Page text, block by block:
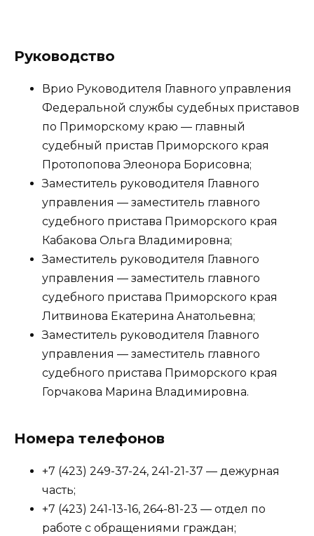
Руководство
Врио Руководителя Главного управления
Федеральной службы судебных приставов
по Приморскому краю — главный
судебный пристав Приморского края
Протопопова Элеонора Борисовна;
Заместитель руководителя Главного
управления — заместитель главного
судебного пристава Приморского края
Кабакова Ольга Владимировна;
Заместитель руководителя Главного
управления — заместитель главного
судебного пристава Приморского края
Литвинова Екатерина Анатольевна;
Заместитель руководителя Главного
управления — заместитель главного
судебного пристава Приморского края
Горчакова Марина Владимировна.
Номера телефонов
+7 (423) 249-37-24, 241-21-37 — дежурная
часть;
+7 (423) 241-13-16, 264-81-23 — отдел по
работе с обращениями граждан;